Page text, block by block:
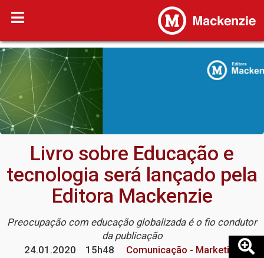
Livro sobre Educação e
tecnologia será lançado pela
Editora Mackenzie
Preocupação com educação globalizada é o fio condutor
da publicação
24.01.2020
15h48
Comunicação - Marketing